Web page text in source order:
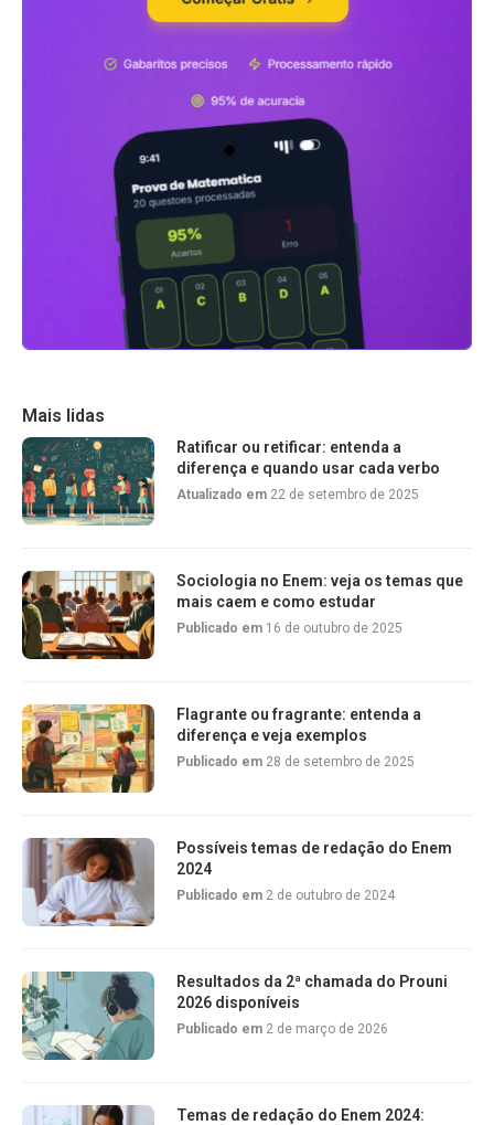
Mais lidas
Ratificar ou retificar: entenda a
diferença e quando usar cada verbo
Atualizado em 22 de setembro de 2025
Sociologia no Enem: veja os temas que
mais caem e como estudar
Publicado em 16 de outubro de 2025
Flagrante ou fragrante: entenda a
diferença e veja exemplos
Publicado em 28 de setembro de 2025
Possíveis temas de redação do Enem
2024
Publicado em 2 de outubro de 2024
Resultados da 2ª chamada do Prouni
2026 disponíveis
Publicado em 2 de março de 2026
Temas de redação do Enem 2024: